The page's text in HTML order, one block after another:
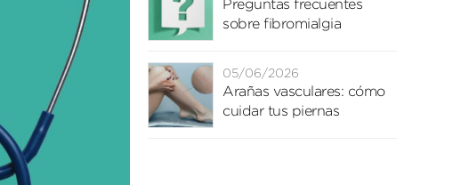
Preguntas frecuentes
sobre fibromialgia
05/06/2026
Arañas vasculares: cómo
cuidar tus piernas